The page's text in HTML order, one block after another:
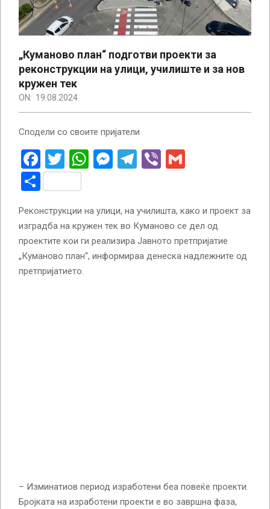
„Куманово план“ подготви проекти за
реконструкции на улици, училиште и за нов
кружен тек
ON: 19.08.2024
Сподели со своите пријатели
Facebook
Twitter
WhatsApp
Messenger
Telegram
Viber
Share
Реконструкции на улици, на училишта, како и проект за
изградба на кружен тек во Куманово се дел од
проектите кои ги реализира Јавното претпријатие
„Куманово план“, информираа денеска надлежните од
претпријатието.
– Изминатиов период изработени беа повеќе проекти.
Бројката на изработени проекти е во завршна фаза,